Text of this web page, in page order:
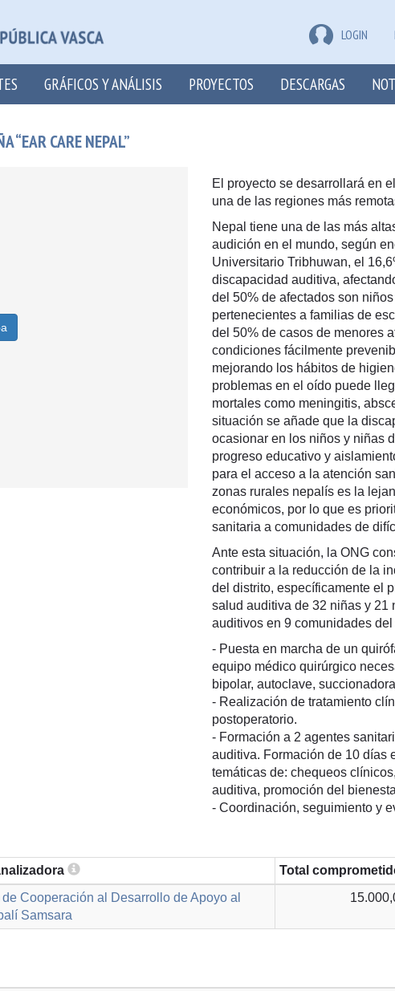
LOGIN
GRÁFICOS Y ANÁLISIS PROYECTOS DESCARGAS
“EAR CARE NEPAL”
El proyecto se desarrollará en
una de las regiones más
Nepal tiene una de las más
audición en el mundo, según
Universitario Tribhuwan, el
discapacidad auditiva,
del 50% de afectados son
pertenecientes a familias de
del 50% de casos de menores
condiciones fácilmente
mejorando los hábitos de
problemas en el oído puede
mortales como meningitis,
situación se añade que la
ocasionar en los niños y niñas
progreso educativo y
para el acceso a la atención
zonas rurales nepalís es la
económicos, por lo que es
sanitaria a comunidades de
Ante esta situación, la ONG
contribuir a la reducción de la
del distrito, específicamente el
salud auditiva de 32 niñas y
auditivos en 9 comunidades
- Puesta en marcha de un
equipo médico quirúrgico
bipolar, autoclave,
- Realización de tratamiento
postoperatorio.
- Formación a 2 agentes
auditiva. Formación de 10 días
temáticas de: chequeos
auditiva, promoción del
- Coordinación, seguimiento y
Total
Cooperación al Desarrollo de Apoyo al
Samsara